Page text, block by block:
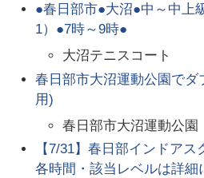
●春日部市●大沼●中～中上
1）●7時～9時●
大沼テニスコート
春日部市大沼運動公園でダブル
用)
春日部市大沼運動公園
【7/31】春日部インドア
各時間・該当レベルは詳細